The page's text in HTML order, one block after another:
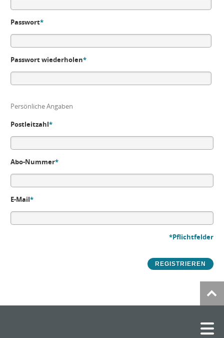
Passwort*
Passwort wiederholen*
Persönliche Angaben
Postleitzahl*
Abo-Nummer*
E-Mail*
*Pflichtfelder